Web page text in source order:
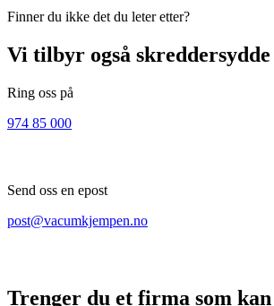
Finner du ikke det du leter etter?
Vi tilbyr også
Ring oss på
974 85 000
Send oss en epost
post@vacumkjempen.no
Trenger du et firma som